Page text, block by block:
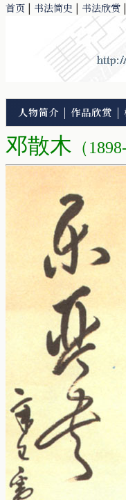
首页 | 书法简史 | 书法欣赏 |
人物简介 | 作品欣赏 |
邓散木 （